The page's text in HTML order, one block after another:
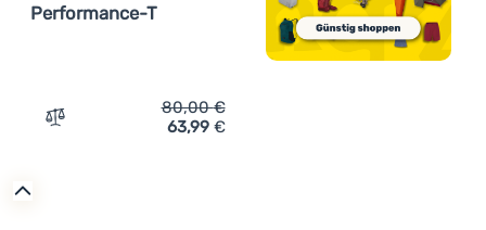
Performance-T
Zum Vergleich 'Damen-Funktionsshirt On Running
80,00€
63,99 €